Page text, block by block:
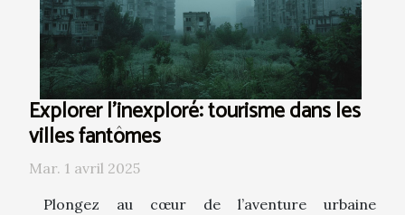
Explorer l'inexploré: tourisme dans les
villes fantômes
Mar. 1 avril 2025
Plongez au cœur de l’aventure urbaine